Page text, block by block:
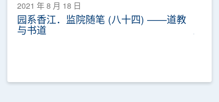
2021 年 8 月 18 日
园系香江．监院随笔 (八十四) ——道教
与书道